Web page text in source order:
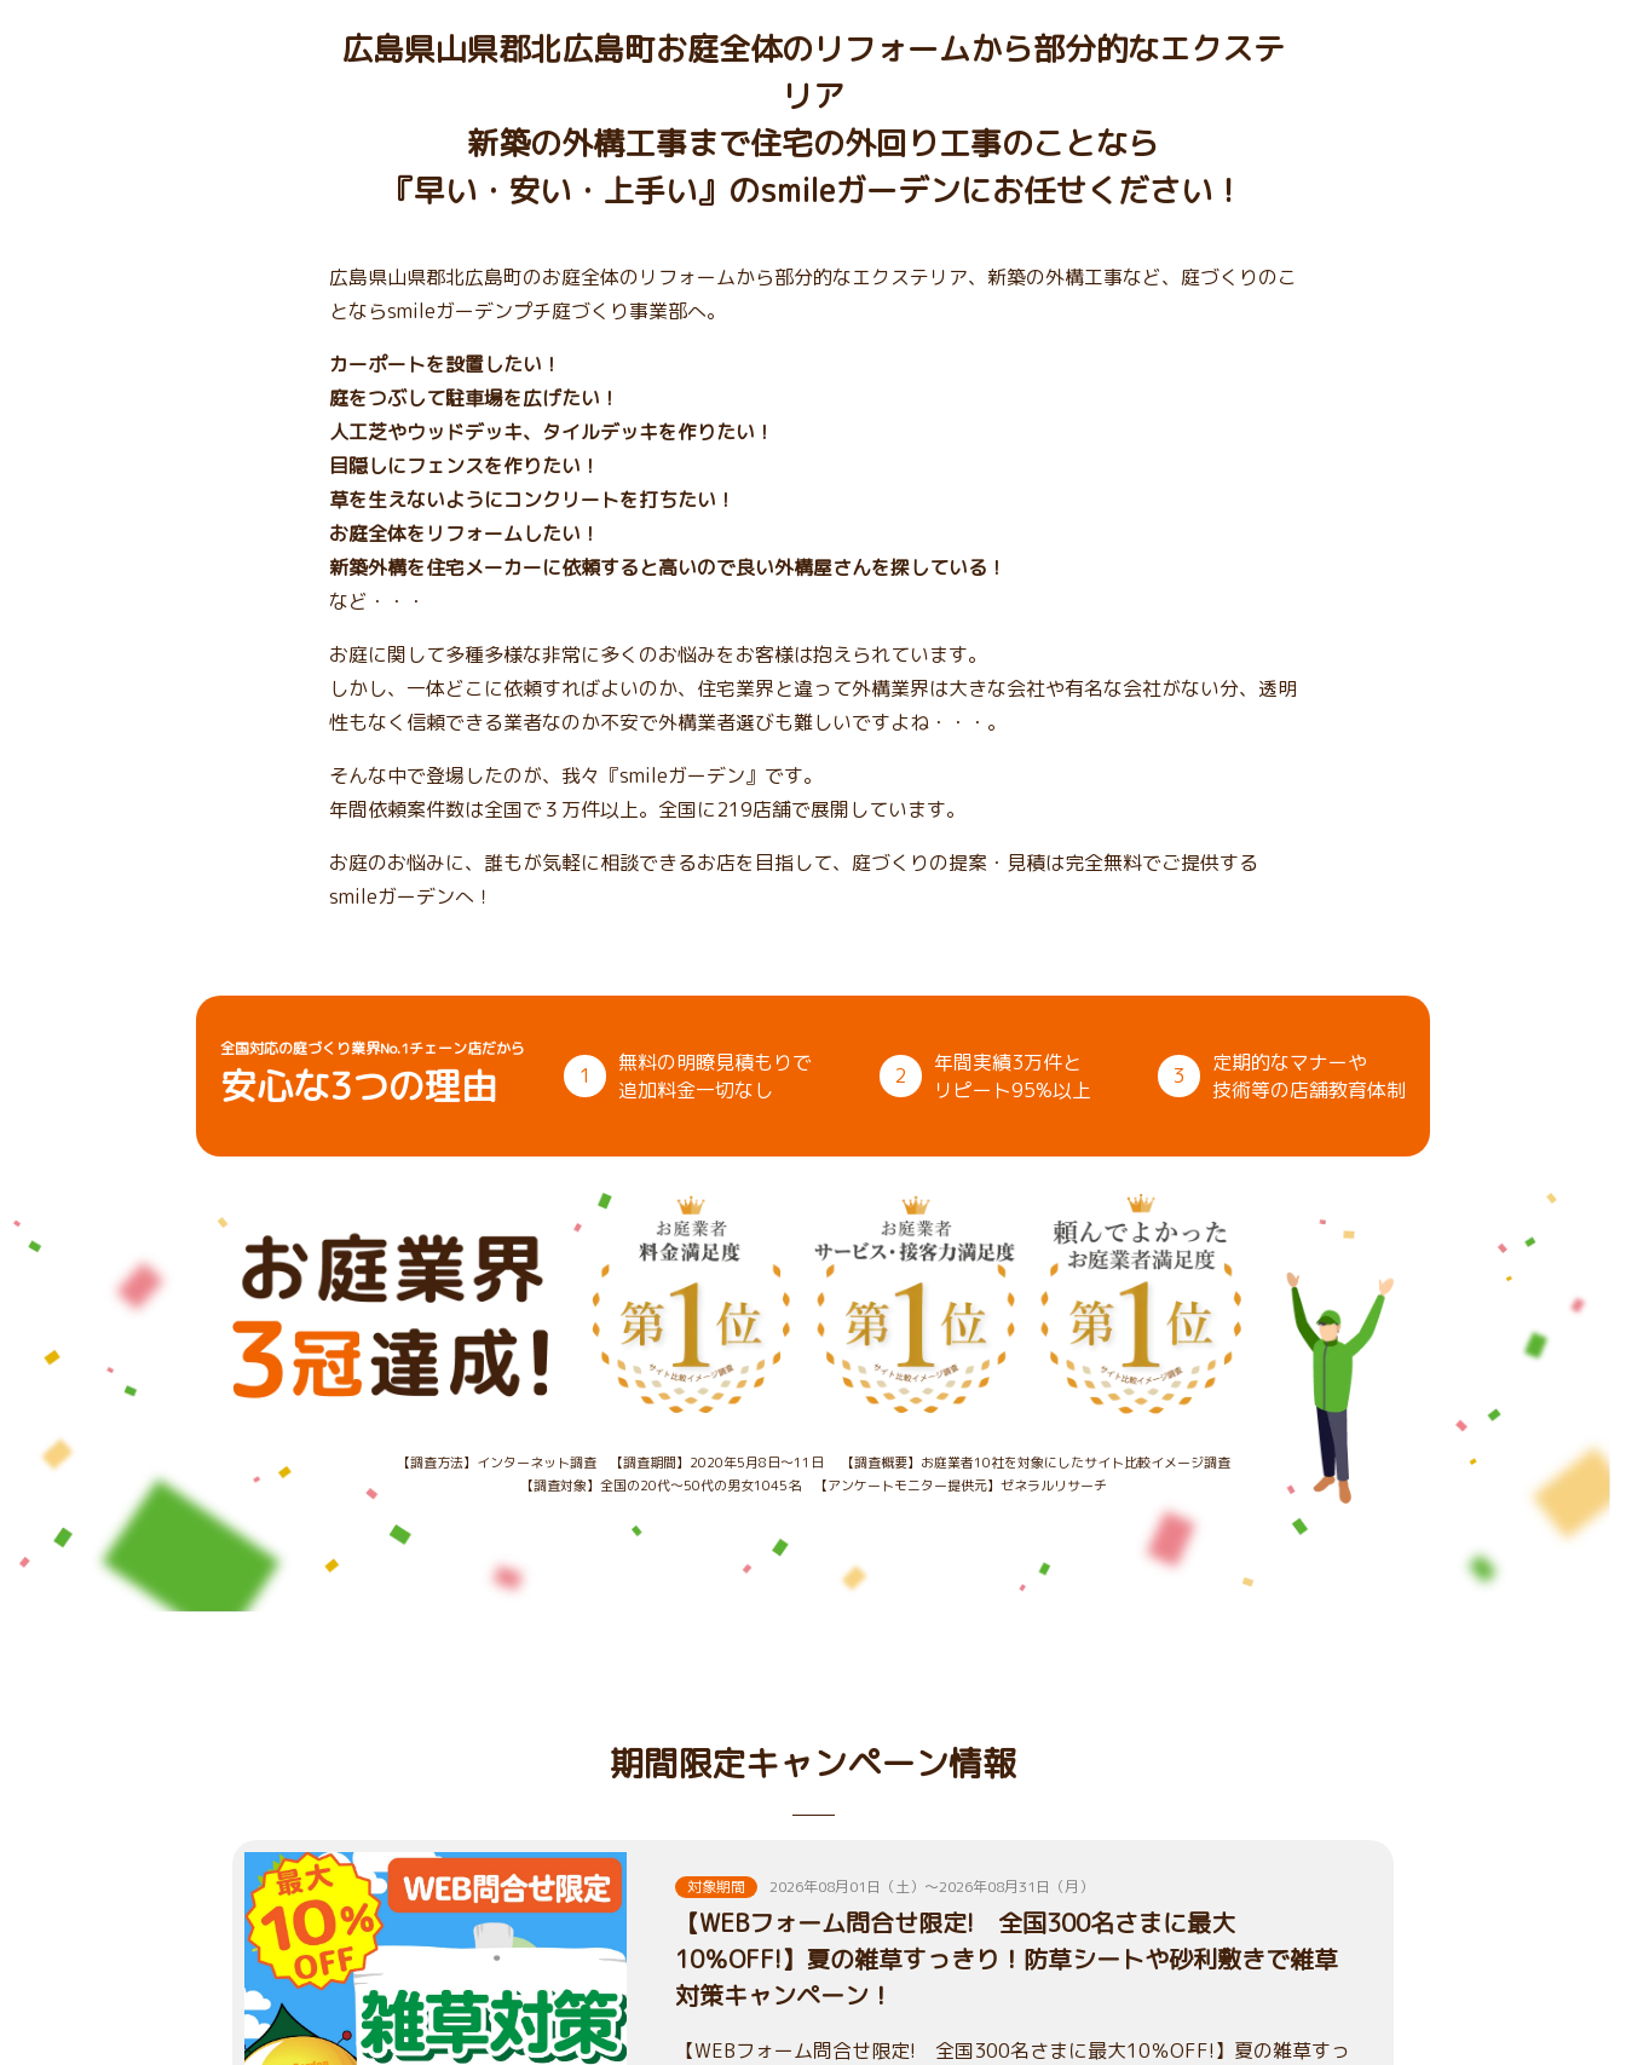
広島県山県郡北広島町お庭全体のリフォームから部分的なエクステ
リア
新築の外構工事まで住宅の外回り工事のことなら
『早い・安い・上手い』のsmileガーデンにお任せください！
広島県山県郡北広島町のお庭全体のリフォームから部分的なエクステリア、新築の外構工事など、庭づくりのこ
とならsmileガーデンプチ庭づくり事業部へ。
カーポートを設置したい！
庭をつぶして駐車場を広げたい！
人工芝やウッドデッキ、タイルデッキを作りたい！
目隠しにフェンスを作りたい！
草を生えないようにコンクリートを打ちたい！
お庭全体をリフォームしたい！
新築外構を住宅メーカーに依頼すると高いので良い外構屋さんを探している！
など・・・
お庭に関して多種多様な非常に多くのお悩みをお客様は抱えられています。
しかし、一体どこに依頼すればよいのか、住宅業界と違って外構業界は大きな会社や有名な会社がない分、透明
性もなく信頼できる業者なのか不安で外構業者選びも難しいですよね・・・。
そんな中で登場したのが、我々『smileガーデン』です。
年間依頼案件数は全国で３万件以上。全国に219店舗で展開しています。
お庭のお悩みに、誰もが気軽に相談できるお店を目指して、庭づくりの提案・見積は完全無料でご提供する
smileガーデンへ！
全国対応の庭づくり業界No.1チェーン店だから
安心な3つの理由 1
無料の明瞭見積もりで
追加料金一切なし
2
年間実績3万件と
リピート95%以上
3
定期的なマナーや
技術等の店舗教育体制
【調査方法】インターネット調査 【調査期間】2020年5月8日～11日
【調査概要】お庭業者10社を対象にしたサイト比較イメージ調査
【調査対象】全国の20代～50代の男女1045名
【アンケートモニター提供元】ゼネラルリサーチ
期間限定キャンペーン情報
対象期間 2026年08月01日（土）～2026年08月31日（月）
【WEBフォーム問合せ限定! 全国300名さまに最大
10％OFF!】夏の雑草すっきり！防草シートや砂利敷きで雑草
対策キャンペーン！
【WEBフォーム問合せ限定! 全国300名さまに最大10％OFF!】夏の雑草すっ